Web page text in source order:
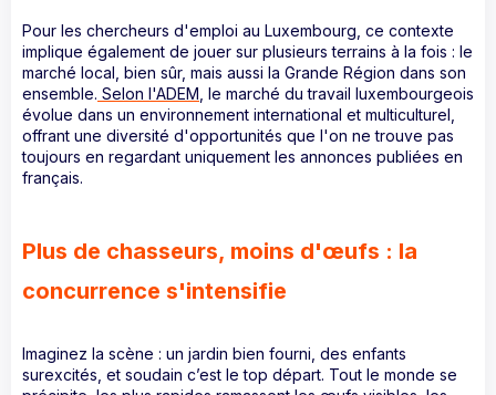
Pour les chercheurs d'emploi au Luxembourg, ce contexte
implique également de jouer sur plusieurs terrains à la fois : le
marché local, bien sûr, mais aussi la Grande Région dans son
ensemble. Selon l'ADEM, le marché du travail luxembourgeois
évolue dans un environnement international et multiculturel,
offrant une diversité d'opportunités que l'on ne trouve pas
toujours en regardant uniquement les annonces publiées en
français.
Plus de chasseurs, moins d'œufs : la
concurrence s'intensifie
Imaginez la scène : un jardin bien fourni, des enfants
surexcités, et soudain c’est le top départ. Tout le monde se